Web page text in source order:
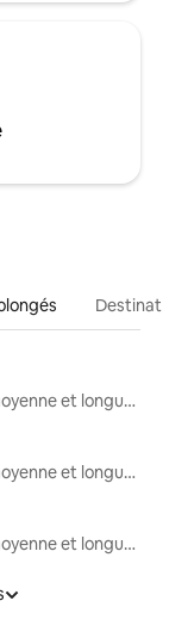
Locations moyenne et longue durée
Locations moyenne et longue durée
Locations moyenne et longue durée